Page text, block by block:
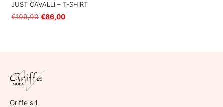
JUST CAVALLI – T-SHIRT
€109,00 €86,00
Griffe srl